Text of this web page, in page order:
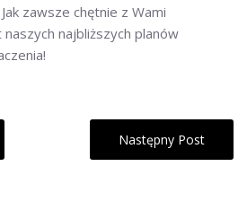
zawsze chętnie z Wami
najbliższych planów
Następny Post